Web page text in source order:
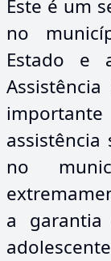
Este é um
no
Estado e
no
a